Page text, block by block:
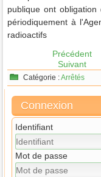
publique ont
périodiquement à
radioactifs
Précédent
Suivant
Catégorie :Arrêtés
Connexion
Identifiant
Mot de passe